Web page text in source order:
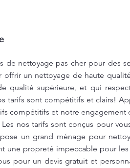
de nettoyage pas cher pour des
un nettoyage de haute
qualité supérieure, et qui
tarifs sont compétitifs et clairs!
compétitifs et notre engagement
nos tarifs sont conçus pour
un grand ménage pour
une propreté impeccable pour les
pour un devis gratuit et